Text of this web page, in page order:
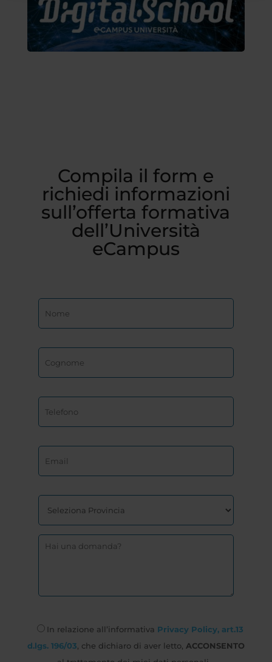
Compila il form e
richiedi informazioni
sull’offerta formativa
dell’Università
eCampus
In relazione all’informativa Privacy Policy, art.13
d.lgs. 196/03 , che dichiaro di aver letto, ACCONSENTO